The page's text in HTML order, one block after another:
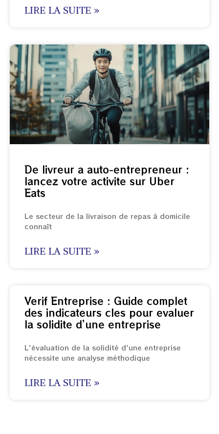
LIRE LA SUITE »
De livreur a auto-entrepreneur :
lancez votre activite sur Uber
Eats
Le secteur de la livraison de repas à domicile
connaît
LIRE LA SUITE »
Verif Entreprise : Guide complet
des indicateurs cles pour evaluer
la solidite d’une entreprise
L'évaluation de la solidité d'une entreprise
nécessite une analyse méthodique
LIRE LA SUITE »